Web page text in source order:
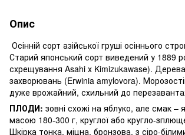
Опис
Осінній сорт азійської груші осіннього
Старий японський сорт виведений у 1889
схрещування Asahi х Kimizukawase). Дерева
захворювань (Erwinia amylovora).
дуже врожайний, схильний до
ПЛОДИ: зовні схожі на яблуко, але смак –
масою 180-300 г, круглої або кругло-
Шкірка тонка, міцна, бронзова, з сіро-